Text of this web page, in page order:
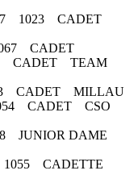
1023 CADET
CADET
CADET TEAM
CADET MILLAU
CADET CSO
JUNIOR DAME
CADETTE